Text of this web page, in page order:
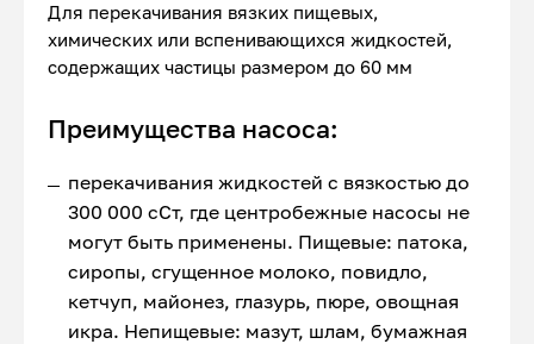
Для перекачивания вязких пищевых,
химических или вспенивающихся жидкостей,
содержащих частицы размером до 60 мм
Преимущества насоса:
перекачивания жидкостей с вязкостью до
300 000 сСт, где центробежные насосы не
могут быть применены. Пищевые: патока,
сиропы, сгущенное молоко, повидло,
кетчуп, майонез, глазурь, пюре, овощная
икра. Непищевые: мазут, шлам, бумажная